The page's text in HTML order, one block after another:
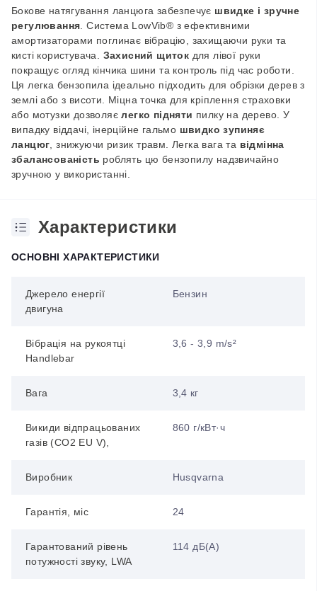
Бокове натягування ланцюга забезпечує швидке і зручне
регулювання . Система LowVib® з ефективними
амортизаторами поглинає вібрацію, захищаючи руки та
кисті користувача. Захисний щиток для лівої руки
покращує огляд кінчика шини та контроль під час роботи.
Ця легка бензопила ідеально підходить для обрізки дерев з
землі або з висоти. Міцна точка для кріплення страховки
або мотузки дозволяєлегко підняти пилку на дерево. У
випадку віддачі, інерційне гальмо швидко зупиняє
ланцюг , знижуючи ризик травм. Легка вага та відмінна
збалансованість роблять цю бензопилу надзвичайно
зручною у використанні.
Характеристики
ОСНОВНІ ХАРАКТЕРИСТИКИ
Джерело енергії
двигуна
Бензин
Вібрація на рукоятці
Handlebar
3,6 - 3,9 m/s²
Вага 3,4 кг
Викиди відпрацьованих
газів (CO2 EU V),
860 г/кВт·ч
Виробник Husqvarna
Гарантія, міс 24
Гарантований рівень
потужності звуку, LWA
114 дБ(А)